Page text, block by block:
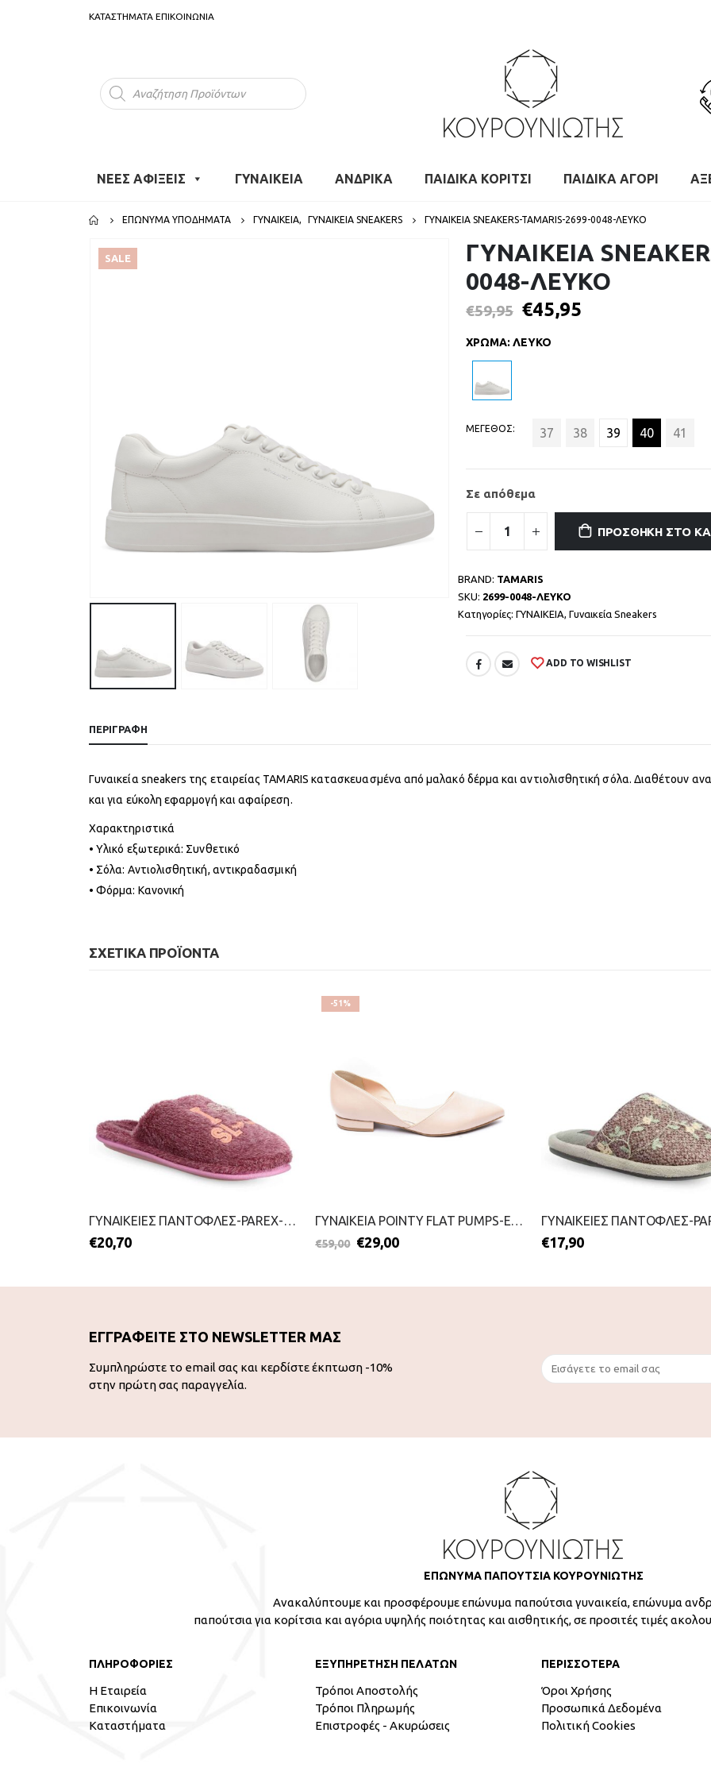
ΚΑΤΑΣΤΗΜΑΤΑ ΕΠΙΚΟΙΝΩΝΙΑ
Products
search
ΝΕΕΣ ΑΦΙΞΕΙΣ ΓΥΝΑΙΚΕΙΑ ΑΝΔΡΙΚΑ ΠΑΙΔΙΚΑ ΚΟΡΙΤΣΙ ΠΑΙΔΙΚΑ ΑΓΟΡΙ
ΕΠΏΝΥΜΑ ΥΠΟΔΉΜΑΤΑ ΓΥΝΑΙΚΕΙΑ, ΓΥΝΑΙΚΕΊΑ SNEAKERS ΓΥΝΑΙΚΕΙΑ SNEAKERS-TAMARIS-2699-0048-ΛΕΥΚΟ
SALE
ΓΥΝΑΙΚΕΙΑ
0048-ΛΕΥΚΟ
€59,95 €45,95
ΧΡΩΜΑ: ΛΕΥΚΟ
ΜΕΓΕΘΟΣ 37 38 39 40 41
Σε απόθεμα
ΠΡΟΣΘΉΚΗ ΣΤΟ
BRAND: TAMARIS
SKU: 2699-0048-ΛΕΥΚΟ
Κατηγορίες: ΓΥΝΑΙΚΕΙΑ, Γυναικεία Sneakers
ADD TO WISHLIST
ΠΕΡΙΓΡΑΦΉ
Γυναικεία sneakers της εταιρείας TAMARIS κατασκευασμένα από μαλακό δέρμα και αντιολισθητική σόλα. Διαθέτουν
και για εύκολη εφαρμογή και αφαίρεση.
Χαρακτηριστικά
• Υλικό εξωτερικά: Συνθετικό
• Σόλα: Αντιολισθητική, αντικραδασμική
• Φόρμα: Κανονική
ΣΧΕΤΙΚΆ ΠΡΟΪΌΝΤΑ
ΓΥΝΑΙΚΕΙΕΣ ΠΑΝΤΟΦΛΕΣ-PAREX-2111-0382-ΦΟΥΞΙΑ
€20,70
-51%
ΓΥΝΑΙΚΕΙΑ POINTY FLAT PUMPS-ENVIE-2099-0516-NUDE
€59,00 €29,00 €17,90
ΕΓΓΡΑΦΕΙΤΕ ΣΤΟ NEWSLETTER ΜΑΣ
Συμπληρώστε το email σας και κερδίστε έκπτωση -10%
στην πρώτη σας παραγγελία.
ΕΠΩΝΥΜΑ ΠΑΠΟΥΤΣΙΑ ΚΟΥΡΟΥΝΙΩΤΗΣ
Ανακαλύπτουμε και προσφέρουμε επώνυμα παπούτσια γυναικεία, επώνυμα
παπούτσια για κορίτσια και αγόρια υψηλής ποιότητας και αισθητικής, σε προσιτές τιμές
ΠΛΗΡΟΦΟΡΙΕΣ
Η Εταιρεία
Επικοινωνία
Καταστήματα
ΕΞΥΠΗΡΕΤΗΣΗ ΠΕΛΑΤΩΝ
Τρόποι Αποστολής
Τρόποι Πληρωμής
Επιστροφές - Ακυρώσεις
ΠΕΡΙΣΣΟΤΕΡΑ
Όροι Χρήσης
Προσωπικά Δεδομένα
Πολιτική Cookies